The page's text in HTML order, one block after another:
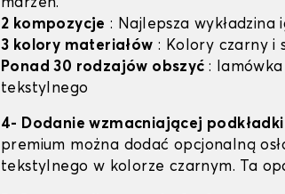
marzeń.
2 kompozycje : Najlepsza wykładzina
3 kolory materiałów : Kolory czarny i
Ponad 30 rodzajów obszyć :
tekstylnego
4- Dodanie wzmacniającej
premium można dodać opcjonalną
tekstylnego w kolorze czarnym. Ta